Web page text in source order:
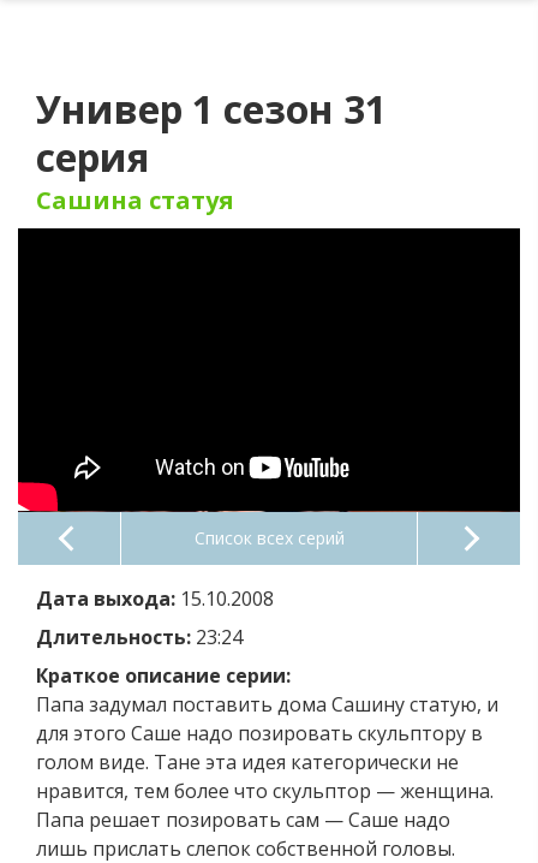
Универ 1 сезон 31
серия
Сашина статуя
Список всех серий
Дата выхода: 15.10.2008
Длительность: 23:24
Краткое описание серии:
Папа задумал поставить дома Сашину статую, и
для этого Саше надо позировать скульптору в
голом виде. Тане эта идея категорически не
нравится, тем более что скульптор — женщина.
Папа решает позировать сам — Саше надо
лишь прислать слепок собственной головы.